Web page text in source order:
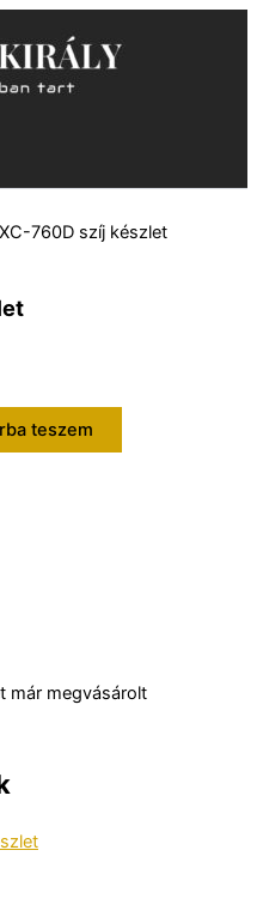
760D szíj készlet
teszem
már megvásárolt